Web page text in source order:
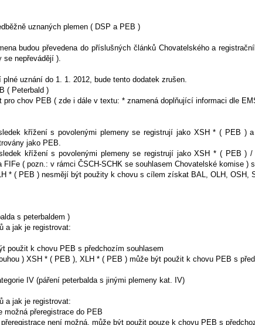
uznaných plemen ( DSP a PEB )
budou převedena do příslušných článků Chovatelského a
se nepřevádějí ).
uznání do 1. 1. 2012, bude tento dodatek zrušen.
( Peterbald )
pro chov PEB ( zde i dále v textu: * znamená doplňující informaci dle
křížení s povolenými plemeny se registrují jako XSH * ( PEB )
jako PEB.
křížení s povolenými plemeny se registrují jako XSH * ( PEB )
FIFe ( pozn.: v rámci ČSCH-SCHK se souhlasem Chovatelské komise )
* ( PEB ) nesmějí být použity k chovu s cílem získat BAL, OLH, OSH,
s peterbaldem )
a jak je registrovat:
použit k chovu PEB s předchozím souhlasem
) XSH * ( PEB ), XLH * ( PEB ) může být použit k chovu PEB s
IV (páření peterbalda s jinými plemeny kat. IV)
a jak je registrovat:
možná přeregistrace do PEB
není možná, může být použit pouze k chovu PEB s